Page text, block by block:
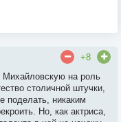
+8
на роль
столичной штучки,
поделать, никаким
Но, как актриса,